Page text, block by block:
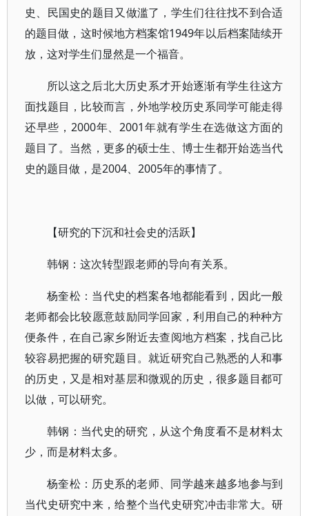
史、民国史的题目又做滥了，学生们往往找不到合适
的题目做，这时候地方档案馆1949年以后档案陆续开
放，这对学生们显然是一个福音。
所以这之后北大历史系才开始逐渐有学生往这方
面找题目，比较而言，外地学校历史系同学可能走得
还早些，2000年、2001年就有学生在选做这方面的
题目了。当然，更多的硕士生、博士生都开始选当代
史的题目做，是2004、2005年的事情了。
【研究的下沉和社会史的活跃】
韩钢：这次转型跟老师的导向有关系。
杨奎松：当代史的档案各地都能看到，因此一般
老师都会比较愿意鼓励同学回家，利用自己的种种方
便条件，在自己家乡附近去查阅地方档案，找自己比
较容易把握的研究题目。就近研究自己熟悉的人和事
的历史，又是相对基层和微观的历史，很多题目都可
以做，可以研究。
韩钢：当代史的研究，从这个角度看不是材料太
少，而是材料太多。
杨奎松：历史系的老师、同学越来越多地参与到
当代史研究中来，给整个当代史研究冲击非常大。研